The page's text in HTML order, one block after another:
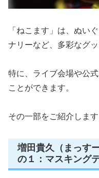
「ねこます」は、ぬい
ナリーなど、多彩なグ
特に、ライブ会場や公
ことができます。
その一部をご紹介します
増田貴久（まっす
の１：マスキング